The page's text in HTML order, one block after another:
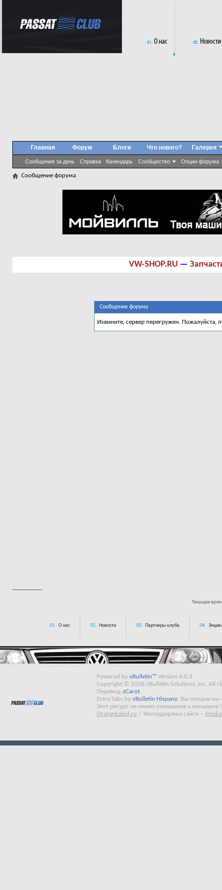
Главная Форум
Сообщения за день Справка Календарь Сообщество Опции форума
Блоги Что нового? Галерея
Сообщение форума
VW-SHOP.RU —
Сообщение форума
Извините, сервер перегружен. Пожалуйста,
---------------
Текущее
01. О нас 02. Новости 03. Партнеры клуба 04.
Powered by vBulletin™ Version 4.0.3
Copyright © 2026 vBulletin Solutions, Inc. All
Перевод: zCarot
Extra Tabs by vBulletin Hispano
Вы попали на
Этот ресурс не имеет отношения к концерну
OrangeLabel.ru
Техподдержка сайта --